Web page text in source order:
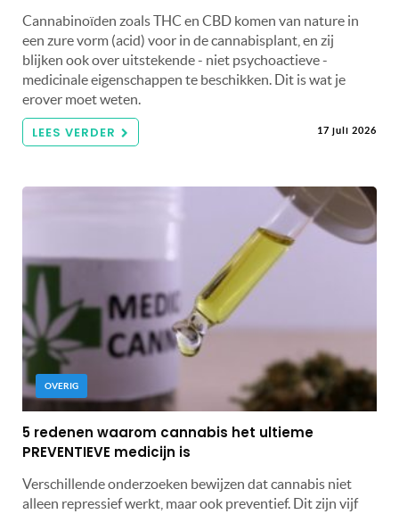
Cannabinoïden zoals THC en CBD komen van nature in
een zure vorm (acid) voor in de cannabisplant, en zij
blijken ook over uitstekende - niet psychoactieve -
medicinale eigenschappen te beschikken. Dit is wat je
erover moet weten.
LEES VERDER 17 juli 2026
OVERIG
5 redenen waarom cannabis het ultieme
PREVENTIEVE medicijn is
Verschillende onderzoeken bewijzen dat cannabis niet
alleen repressief werkt, maar ook preventief. Dit zijn vijf